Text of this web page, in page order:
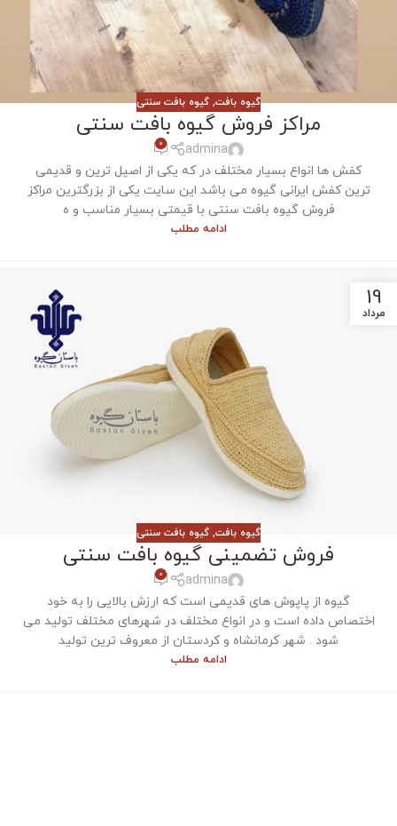
گیوه بافت, گیوه بافت سنتی
مراکز فروش گیوه بافت سنتی
admina
0
کفش ها انواع بسیار مختلف در که یکی از اصیل ترین و قدیمی
ترین کفش ایرانی گیوه می باشد این سایت یکی از بزرگترین مراکز
فروش گیوه بافت سنتی با قیمتی بسیار مناسب و ه
ادامه مطلب
19
مرداد
گیوه بافت, گیوه بافت سنتی
فروش تضمینی گیوه بافت سنتی
admina
0
گیوه از پاپوش های قدیمی است که ارزش بالایی را به خود
اختصاص داده است و در انواع مختلف در شهرهای مختلف تولید می
شود . شهر کرمانشاه و کردستان از معروف ترین تولید
ادامه مطلب